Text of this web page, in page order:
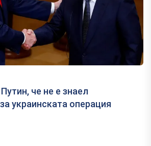
че не е знаел
украинската операция